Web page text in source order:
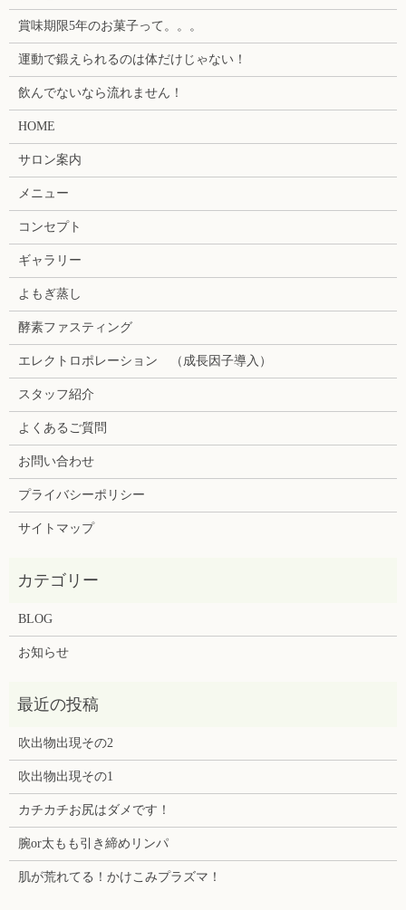
賞味期限5年のお菓子って。。。
運動で鍛えられるのは体だけじゃない！
飲んでないなら流れません！
HOME
サロン案内
メニュー
コンセプト
ギャラリー
よもぎ蒸し
酵素ファスティング
エレクトロポレーション （成長因子導入）
スタッフ紹介
よくあるご質問
お問い合わせ
プライバシーポリシー
サイトマップ
BLOG
お知らせ
吹出物出現その2
吹出物出現その1
カチカチお尻はダメです！
腕or太もも引き締めリンパ
肌が荒れてる！かけこみプラズマ！